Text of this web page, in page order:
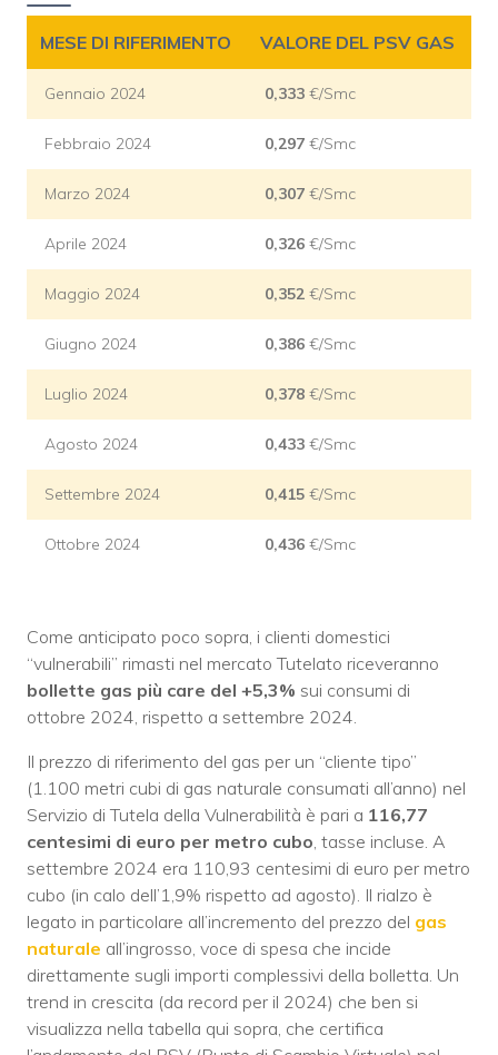
MESE DI RIFERIMENTO VALORE DEL PSV GAS
Gennaio 2024 0,333 €/Smc
Febbraio 2024 0,297 €/Smc
Marzo 2024 0,307 €/Smc
Aprile 2024 0,326 €/Smc
Maggio 2024 0,352 €/Smc
Giugno 2024 0,386 €/Smc
Luglio 2024 0,378 €/Smc
Agosto 2024 0,433 €/Smc
Settembre 2024 0,415 €/Smc
Ottobre 2024 0,436 €/Smc
Come anticipato poco sopra, i clienti domestici
“vulnerabili” rimasti nel mercato Tutelato riceveranno
bollette gas più care del +5,3% sui consumi di
ottobre 2024, rispetto a settembre 2024.
Il prezzo di riferimento del gas per un “cliente tipo”
(1.100 metri cubi di gas naturale consumati all’anno) nel
Servizio di Tutela della Vulnerabilità è pari a 116,77
centesimi di euro per metro cubo , tasse incluse. A
settembre 2024 era 110,93 centesimi di euro per metro
cubo (in calo dell’1,9% rispetto ad agosto). Il rialzo è
legato in particolare all’incremento del prezzo del gas
naturale all’ingrosso, voce di spesa che incide
direttamente sugli importi complessivi della bolletta. Un
trend in crescita (da record per il 2024) che ben si
visualizza nella tabella qui sopra, che certifica